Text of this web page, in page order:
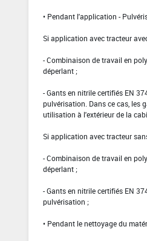
• Pendant l'application -
Si application avec tracteur
- Combinaison de travail en
déperlant ;
- Gants en nitrile certifiés EN
pulvérisation. Dans ce cas, les
utilisation à l'extérieur de la
Si application avec tracteur
- Combinaison de travail en
déperlant ;
- Gants en nitrile certifiés EN
pulvérisation ;
• Pendant le nettoyage du